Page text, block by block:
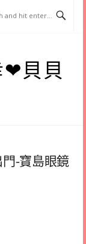
❤貝貝
門-寶島眼鏡